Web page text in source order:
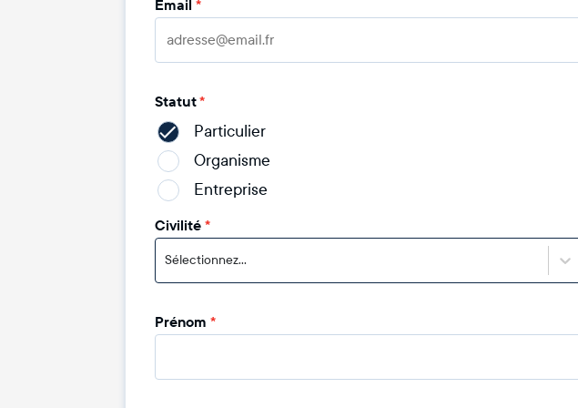
Email *
Statut*
Particulier
Organisme
Entreprise
Civilité*
Sélectionnez...
Prénom *